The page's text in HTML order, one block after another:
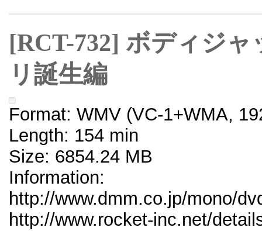
[RCT-732] ボディジ
リ誕生編
Format: WMV (VC-1+WMA,
Length: 154 min
Size: 6854.24 MB
Information:
http://www.dmm.co.jp/mono/
http://www.rocket-inc.net/